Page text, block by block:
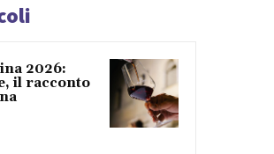
2026:
il racconto